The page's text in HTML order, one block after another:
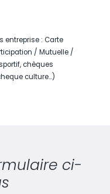
ci-
entreprise : Carte
/ Mutuelle /
chèques
culture…)